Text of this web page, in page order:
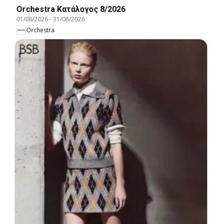
Orchestra Kατάλογος 8/2026
01/08/2026-31/08/2026
Orchestra